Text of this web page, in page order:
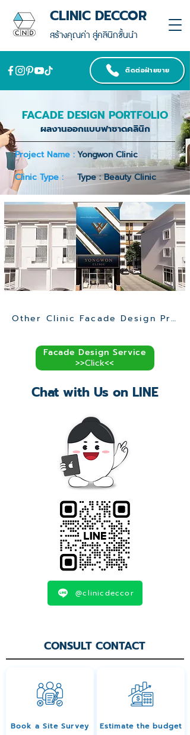
สร้างคุณค่า สู่คลินิกชั้นนำ
CLINIC DECCOR
ติดต่อฝ่ายขาย
FACADE DESIGN PORTFOLIO
ผลงานออกแบบฟาซาดคลินิก
Project Name :Yongwon Clinic
Clinic Type :
Type : Beauty Clinic
Other Clinic Facade Design Projects >>
Facade Design Service
>>Click<<
Chat with Us on LINE
@clinicdeccor
CONSULT CONTACT
Book a Site Survey Estimate the budget